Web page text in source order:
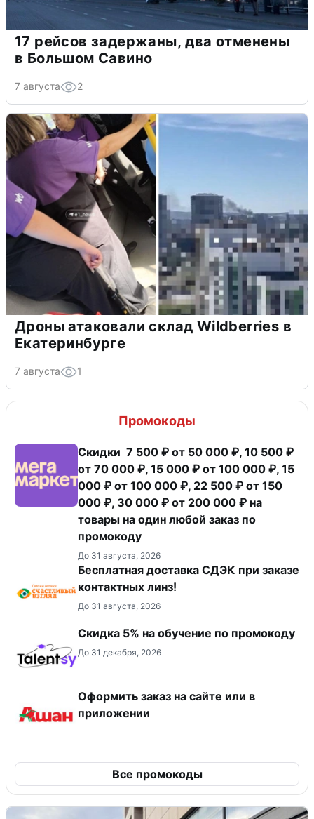
17 рейсов задержаны, два отменены
в Большом Савино
7 августа 2
Дроны атаковали склад Wildberries в
Екатеринбурге
7 августа 1
Промокоды
Скидки 7 500 ₽ от 50 000 ₽, 10 500 ₽
от 70 000 ₽, 15 000 ₽ от 100 000 ₽, 15
000 ₽ от 100 000 ₽, 22 500 ₽ от 150
000 ₽, 30 000 ₽ от 200 000 ₽ на
товары на один любой заказ по
промокоду
До 31 августа, 2026
Бесплатная доставка СДЭК при заказе
контактных линз!
До 31 августа, 2026
Скидка 5% на обучение по промокоду
До 31 декабря, 2026
Оформить заказ на сайте или в
приложении
Все промокоды